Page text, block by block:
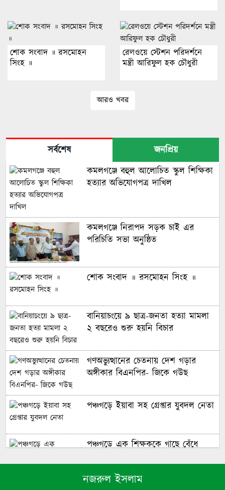
শোক সংবাদ ॥ রসমোহন
সিংহ ॥
রেলওয়ে স্টেশন পরিদর্শনে
মন্ত্রী আরিফুল হক চৌধুরী
আরও খবর
সর্বশেষ
জনপ্রিয়
কমলগঞ্জে বহুল আলোচিত স্কুল শিক্ষিকা
হত্যার অভিযোগপত্র দাখিল
কমলগঞ্জে নিরাপদ সড়ক চাই এর
পরিচিতি সভা অনুষ্ঠিত
শোক সংবাদ ॥ রসমোহন সিংহ ॥
বানিয়াচংয়ে ৯ ছাত্র-জনতা হত্যা মামলা
২ বছরেও শুরু হয়নি বিচার
গণঅভ্যুত্থানের চেতনায় দেশ গড়ার
অঙ্গীকার বিএনপির- জিকে গউছ
পঞ্চগড়ে ইয়াবা সহ গ্রেপ্তার যুবদল নেতা
পঞ্চগড়ে এক শিক্ষককে গাছে বেঁধে
এজাহার দায়ের
নজরুল ইসলাম